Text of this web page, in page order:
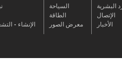
الإنشاء -
السياحة
الطاقة
معرض الصور
البشرية
الإتصال
الأخبار